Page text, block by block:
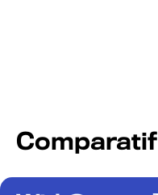
Comparatif